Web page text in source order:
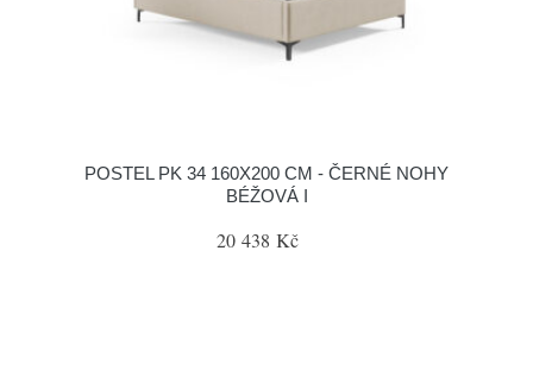
POSTEL PK 34 160X200 CM - ČERNÉ NOHY
BÉŽOVÁ I
20 438 Kč